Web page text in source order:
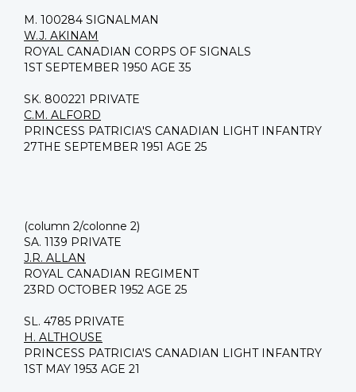
M. 100284 SIGNALMAN
W.J. AKINAM
ROYAL CANADIAN CORPS OF SIGNALS
1ST SEPTEMBER 1950 AGE 35
SK. 800221 PRIVATE
C.M. ALFORD
PRINCESS PATRICIA'S CANADIAN LIGHT INFANTRY
27THE SEPTEMBER 1951 AGE 25
(column 2/colonne 2)
SA. 1139 PRIVATE
J.R. ALLAN
ROYAL CANADIAN REGIMENT
23RD OCTOBER 1952 AGE 25
SL. 4785 PRIVATE
H. ALTHOUSE
PRINCESS PATRICIA'S CANADIAN LIGHT INFANTRY
1ST MAY 1953 AGE 21